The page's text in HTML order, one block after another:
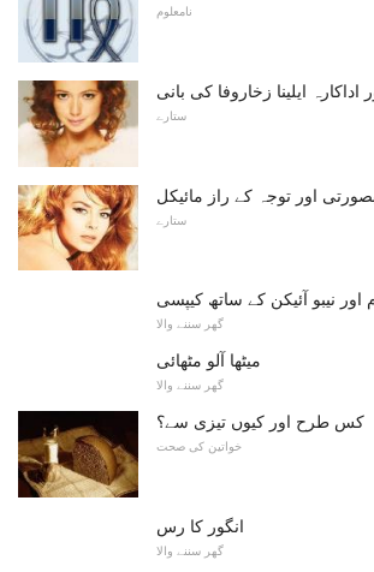
نامعلوم
ایلینا زخاروفا کی بانی
ستارے
ستارے
نیبو آئیکن کے ساتھ کیپسی
گھر سننے والا
میٹھا آلو مٹھائی
گھر سننے والا
کس طرح اور کیوں تیزی سے؟
خواتین کی صحت
انگور کا رس
گھر سننے والا